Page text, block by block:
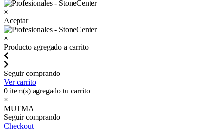
×
Aceptar
×
Producto agregado a carrito
Seguir comprando
Ver carrito
0 item(s) agregado tu carrito
×
MUTMA
Seguir comprando
Checkout